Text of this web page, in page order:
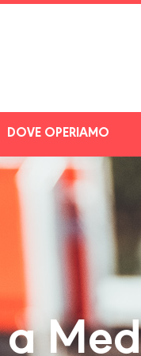
DOVE OPERIAMO